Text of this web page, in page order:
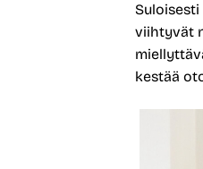
viihtyvät
kestää